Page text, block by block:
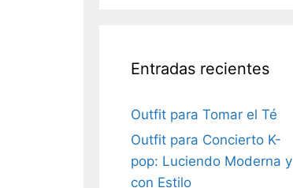
Entradas recientes
Outfit para Tomar el Té
Outfit para Concierto K-
pop: Luciendo Moderna y
con Estilo